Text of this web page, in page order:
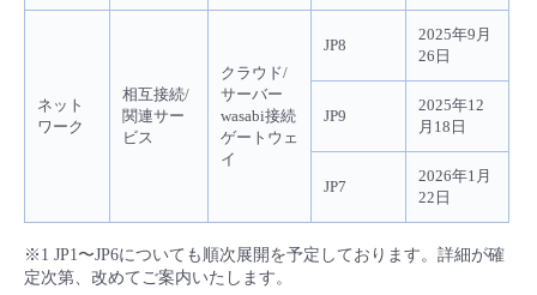
- Flexible Remote Access
ネット
ワーク
相互接続/
関連サー
ビス
クラウド/
サーバー
wasabi接続
ゲートウェ
イ
JP8
2025年9月
26日
JP9
2025年12
月18日
JP7
2026年1月
22日
※1 JP1〜JP6についても順次展開を予定しております。詳細が確
定次第、改めてご案内いたします。